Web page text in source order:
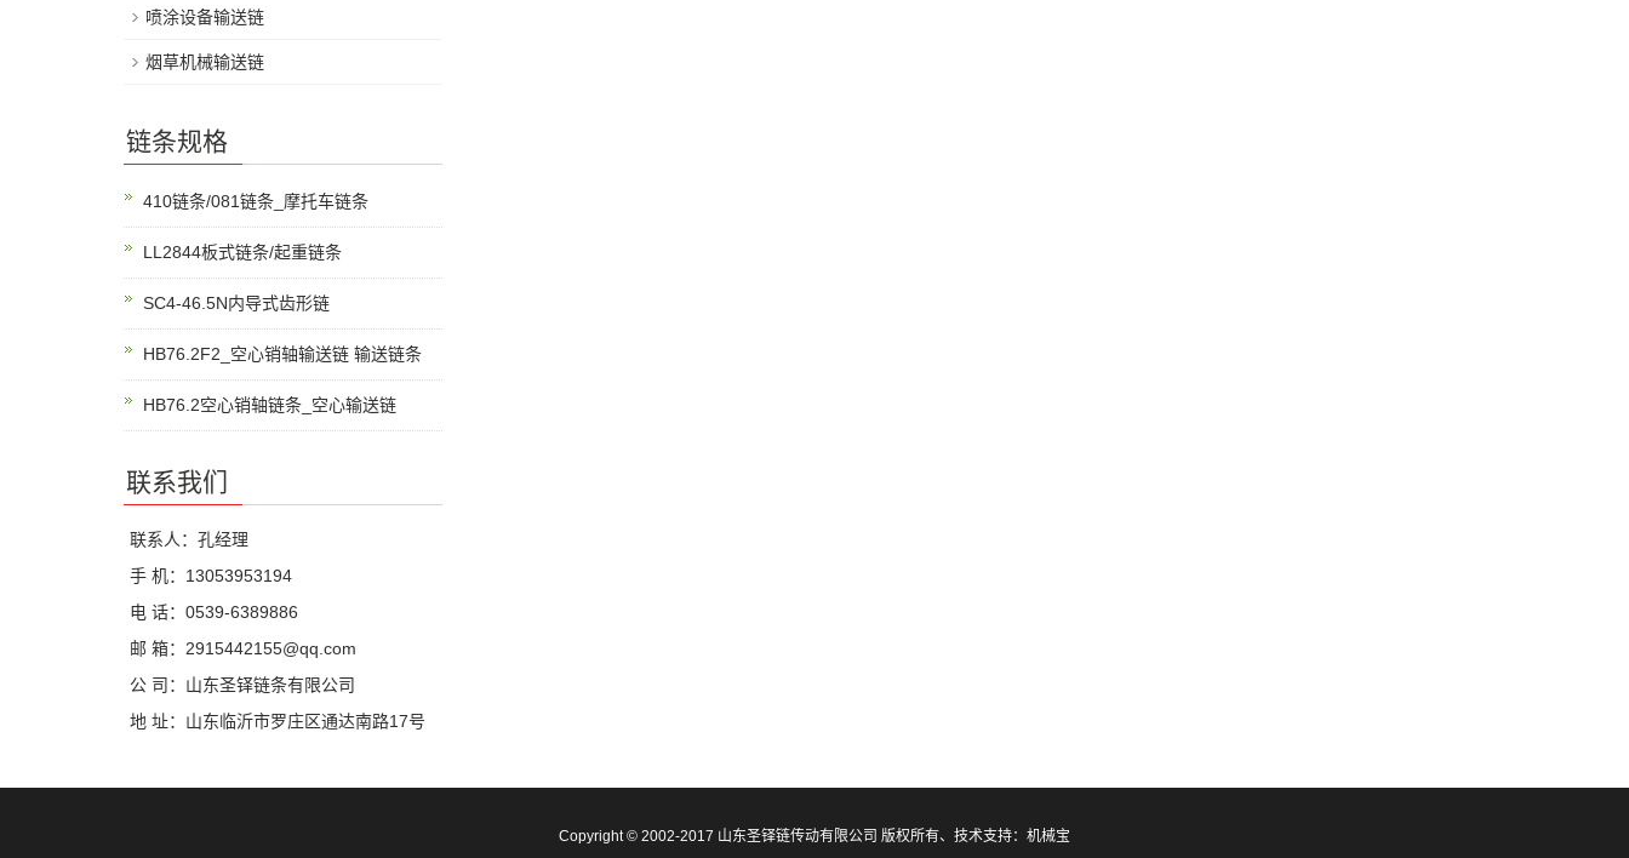
喷涂设备输送链
烟草机械输送链
链条规格
410链条/081链条_摩托车链条
LL2844板式链条/起重链条
SC4-46.5N内导式齿形链
HB76.2F2_空心销轴输送链 输送链条
HB76.2空心销轴链条_空心输送链
联系我们
联系人：孔经理
手 机：13053953194
电 话：0539-6389886
邮 箱：2915442155@qq.com
公 司：山东圣铎链条有限公司
地 址：山东临沂市罗庄区通达南路17号
Copyright © 2002-2017 山东圣铎链传动有限公司 版权所有、技术支持： 机械宝